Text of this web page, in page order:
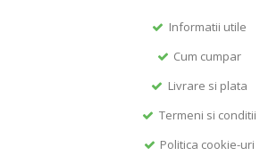
Informatii utile
Cum cumpar
Livrare si plata
Termeni si conditii
Politica cookie-uri